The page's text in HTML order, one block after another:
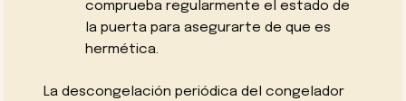
comprueba regularmente el estado de
la puerta para asegurarte de que es
hermética.
La descongelación periódica del congelador